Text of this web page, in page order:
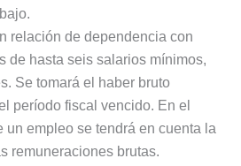
relación de dependencia con
de hasta seis salarios mínimos,
Se tomará el haber bruto
período fiscal vencido. En el
un empleo se tendrá en cuenta la
remuneraciones brutas.